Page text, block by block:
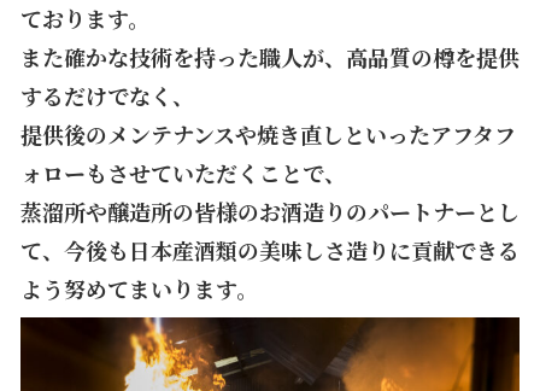
ております。
また確かな技術を持った職人が、高品質の樽を提供
するだけでなく、
提供後のメンテナンスや焼き直しといったアフタフ
ォローもさせていただくことで、
蒸溜所や醸造所の皆様のお酒造りのパートナーとし
て、今後も日本産酒類の美味しさ造りに貢献できる
よう努めてまいります。